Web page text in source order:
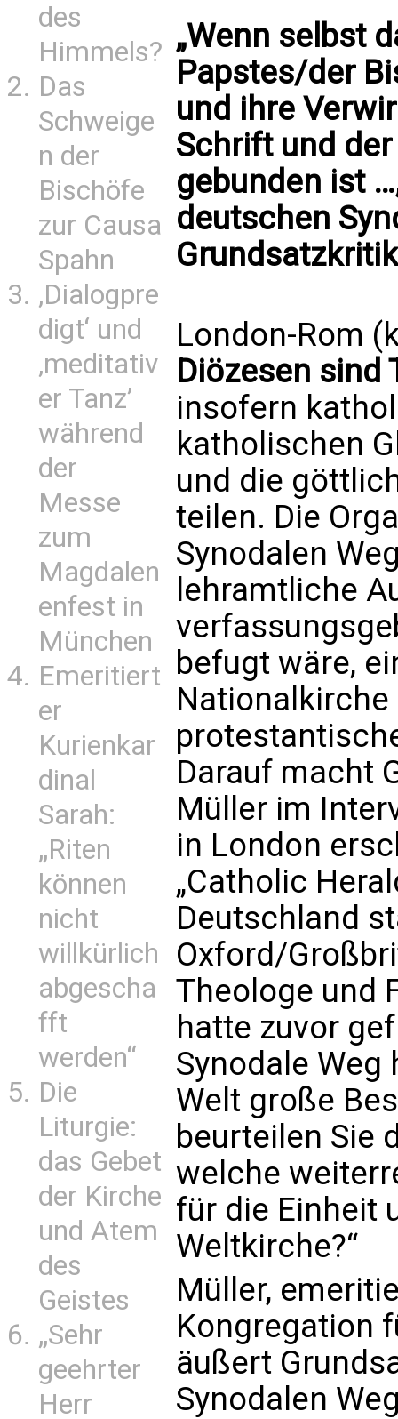
des
Himmels?
Das
Schweige
n der
Bischöfe
zur Causa
Spahn
‚Dialogpre
digt‘ und
‚meditativ
er Tanz’
während
der
Messe
zum
Magdalen
enfest in
München
Emeritiert
er
Kurienkar
dinal
Sarah:
„Riten
können
nicht
willkürlich
abgescha
fft
werden“
Die
Liturgie:
das Gebet
der Kirche
und Atem
des
Geistes
„Sehr
geehrter
Herr
„Wenn selbst
Papstes/der
und ihre
Schrift und
gebunden ist
deutschen
London-Rom
Diözesen sind
insofern
katholischen
und die
teilen. Die
Synodalen
lehramtliche
befugt wäre,
Darauf macht
Müller im
in London
„Catholic
Deutschland
Oxford/
Theologe und
hatte zuvor
Synodale
Welt große
beurteilen Sie
welche
für die Einheit
Weltkirche?“
Müller,
Kongregation
äußert
Synodalen